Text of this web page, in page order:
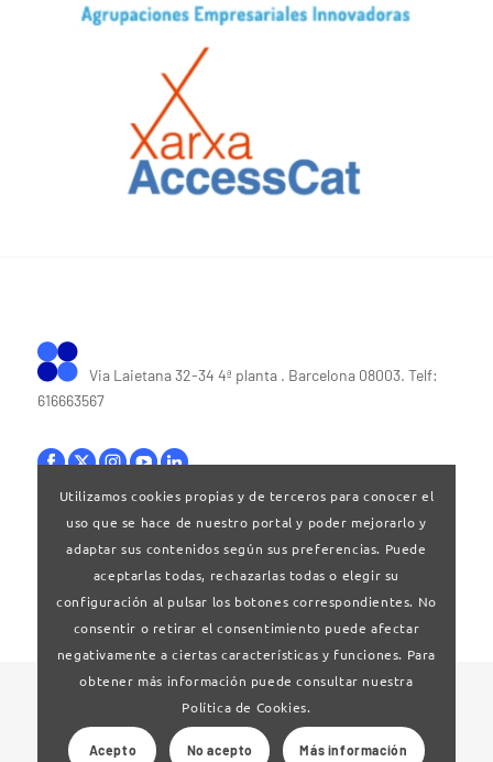
Via Laietana 32-34 4ª planta . Barcelona 08003. Telf:
616663567
Bases legales|Política de privacitat
© 2024 Clúster Audiovisual de Catalunya
Utilizamos cookies propias y de terceros para conocer el
uso que se hace de nuestro portal y poder mejorarlo y
adaptar sus contenidos según sus preferencias. Puede
aceptarlas todas, rechazarlas todas o elegir su
configuración al pulsar los botones correspondientes. No
consentir o retirar el consentimiento puede afectar
negativamente a ciertas características y funciones. Para
obtener más información puede consultar nuestra
Política de Cookies.
Acepto No acepto Más información